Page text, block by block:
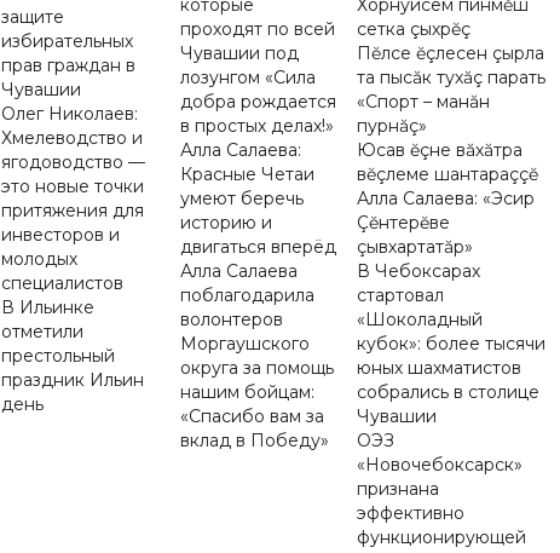
защите
избирательных
прав граждан в
Чувашии
Олег Николаев:
Хмелеводство и
ягодоводство —
это новые точки
притяжения для
инвесторов и
молодых
специалистов
В Ильинке
отметили
престольный
праздник Ильин
день
которые
проходят по всей
Чувашии под
лозунгом «Сила
добра рождается
в простых делах!»
Алла Салаева:
Красные Четаи
умеют беречь
историю и
двигаться вперёд
Алла Салаева
поблагодарила
волонтеров
Моргаушского
округа за помощь
нашим бойцам:
«Спасибо вам за
вклад в Победу»
Хорнуйсем пинмĕш
сетка çыхрĕç
Пĕлсе ĕçлесен çырла
та пысăк тухăç парать
«Спорт – манăн
пурнăç»
Юсав ĕçне вăхăтра
вĕçлеме шантараççĕ
Алла Салаева: «Эсир
Çĕнтерĕве
çывхартатăр»
В Чебоксарах
стартовал
«Шоколадный
кубок»: более тысячи
юных шахматистов
собрались в столице
Чувашии
ОЭЗ
«Новочебоксарск»
признана
эффективно
функционирующей